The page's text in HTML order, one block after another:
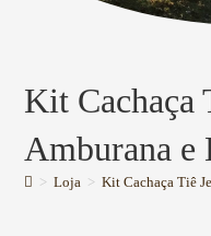
Kit Cachaça
Amburana e
> Loja > Kit Cachaça Tiê